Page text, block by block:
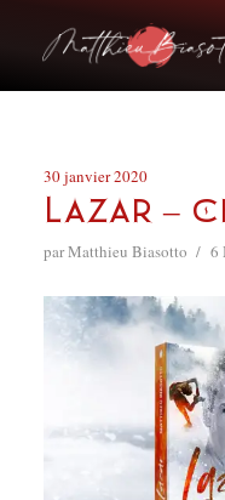
30 janvier 2020
Lazar –
parMatthieu Biasotto 6